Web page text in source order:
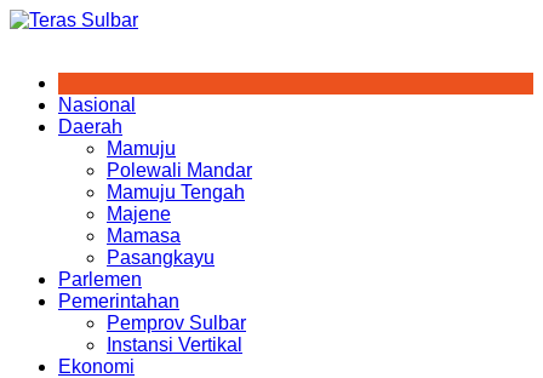
Skip
Nasional
Daerah
Mamuju
Polewali Mandar
Mamuju Tengah
Majene
Mamasa
Pasangkayu
Parlemen
Pemerintahan
Pemprov Sulbar
Instansi Vertikal
Ekonomi